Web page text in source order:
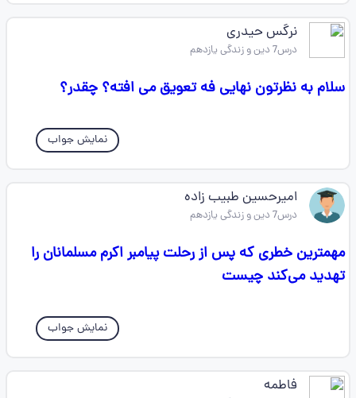
نرگس حیدری
درس7 دین و زندگی یازدهم
سلام به نظرتون نهایی فه تعویق می افته؟ چقدر؟
نمایش جواب
امیرحسین طبیب زاده
درس7 دین و زندگی یازدهم
مهمترین خطری که پس از رحلت پیامبر اکرم مسلمانان را
تهدید می‌کند چیست
نمایش جواب
فاطمه